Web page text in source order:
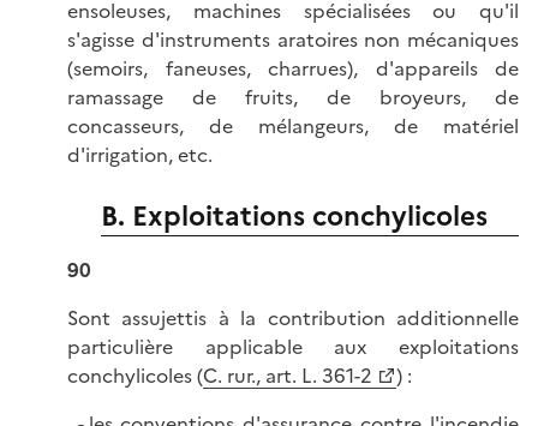
ensoleuses, machines spécialisées ou qu'il
s'agisse d'instruments aratoires non mécaniques
(semoirs, faneuses, charrues), d'appareils de
ramassage de fruits, de broyeurs, de
concasseurs, de mélangeurs, de matériel
d'irrigation, etc.
B. Exploitations conchylicoles
90
Sont assujettis à la contribution additionnelle
particulière applicable aux exploitations
conchylicoles (C. rur., art. L. 361-2
) :